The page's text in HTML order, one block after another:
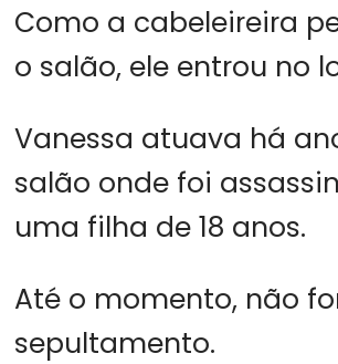
Como a cabeleireira
o salão, ele entrou no
Vanessa atuava há
salão onde foi
uma filha de 18 anos.
Até o momento, não
sepultamento.